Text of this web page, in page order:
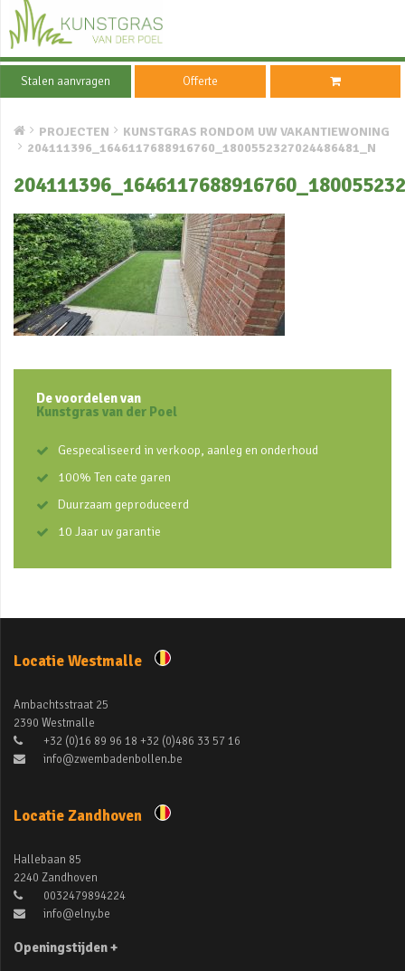
Stalen aanvragen Offerte
PROJECTEN
KUNSTGRAS RONDOM UW VAKANTIEWONING
204111396_1646117688916760_1800552327024486481_N
De voordelen van
Kunstgras van der Poel
Gespecaliseerd in verkoop, aanleg en onderhoud
100% Ten cate garen
Duurzaam geproduceerd
10 Jaar uv garantie
Locatie Westmalle
Ambachtsstraat 25
2390 Westmalle
+32 (0)16 89 96 18 +32 (0)486 33 57 16
info@zwembadenbollen.be
Locatie Zandhoven
Hallebaan 85
2240 Zandhoven
0032479894224
info@elny.be
Openingstijden +